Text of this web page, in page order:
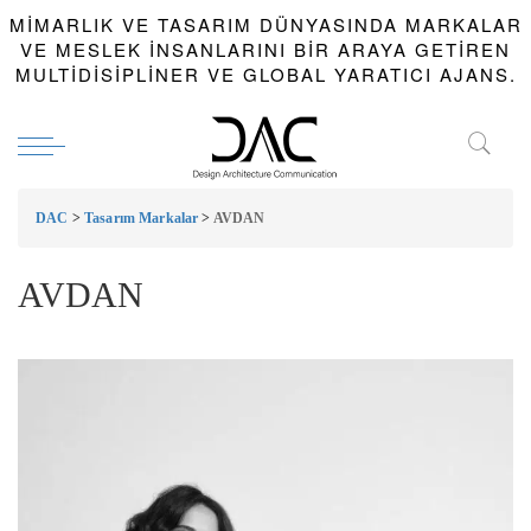
MIMARLIK VE TASARIM DÜNYASINDA MARKALAR
VE MESLEK INSANLARINI BIR ARAYA GETIREN
MULTIDISIPLINER VE GLOBAL YARATICI AJANS.
DAC > Tasarım Markalar > AVDAN
AVDAN